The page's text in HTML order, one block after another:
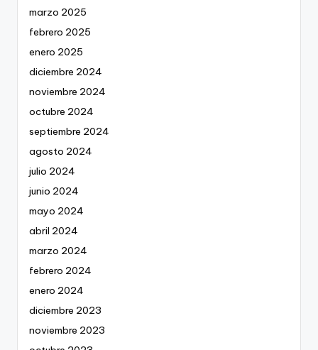
marzo 2025
febrero 2025
enero 2025
diciembre 2024
noviembre 2024
octubre 2024
septiembre 2024
agosto 2024
julio 2024
junio 2024
mayo 2024
abril 2024
marzo 2024
febrero 2024
enero 2024
diciembre 2023
noviembre 2023